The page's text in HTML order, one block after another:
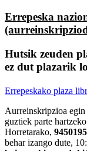
Errepeska
Hutsik zeuden
ez dut plazarik
Errepeskako plaza
Aurreinskripzioa egin
guztiek parte
Horretarako,
behar izango dute,